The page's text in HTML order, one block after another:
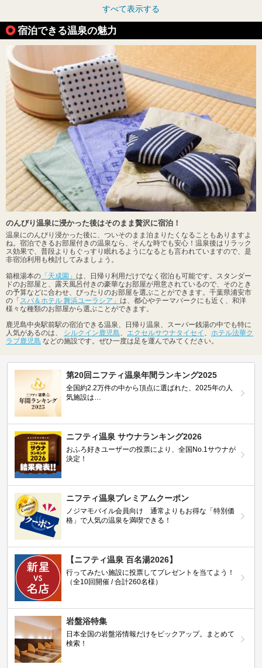
すべて表示する
宿泊できる温泉の魅力
のんびり温泉に浸かった後はそのまま贅沢に宿泊！
温泉にのんびり浸かった後に、ついそのまま泊まりたくなることもありますよ
ね。宿泊できるお部屋付きの温泉なら、そんな時でも安心！温泉後はリラック
ス効果で、普段よりもぐっすり眠れるようになるとも言われていますので、是
非宿泊利用も検討してみましょう。
箱根湯本の 「天成園」 は、日帰り利用だけでなく宿泊も可能です。スタンダー
ドのお部屋と、露天風呂付きの豪華なお部屋が用意されているので、そのとき
の予算などに合わせ、ぴったりのお部屋を選ぶことができます。千葉県浦安市
の「スパ＆ホテル 舞浜ユーラシア」 は、都心やテーマパークにも近く、和洋
様々な種類のお部屋から選ぶことができます。
鹿児島中央駅前駅の宿泊できる温泉、日帰り温泉、スーパー銭湯の中でも特に
人気があるのは、 シルクイン鹿児島、 エクセルサウナタイセイ 、 ホテル法華ク
ラブ鹿児島 などの施設です。ぜひ一度は足を運んでみてください。
第20回ニフティ温泉年間ランキング2025
全国約2.2万件の中から頂点に選ばれた、2025年の人
気施設は…
ニフティ温泉 サウナランキング2026
おふろ好きユーザーの投票により、全国No.1サウナが
決定！
ニフティ温泉プレミアムクーポン
ノジマモバイル会員向け 通常よりもお得な「特別価
格」で人気の温泉を満喫できる！
【ニフティ温泉 百名湯2026】
行ってみたい施設に投票してプレゼントを当てよう！
（全10回開催 / 合計260名様）
岩盤浴特集
日本全国の岩盤浴情報だけをピックアップ。まとめて
検索！